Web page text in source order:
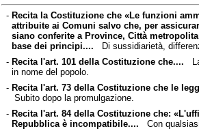
- Recita la Costituzione che «Le funzioni
attribuite ai Comuni salvo che, per
siano conferite a Province, Città
base dei principi.... Di sussidiarietà,
- Recita l'art. 101 della Costituzione che....
in nome del popolo.
- Recita l'art. 73 della Costituzione che le
Subito dopo la promulgazione.
- Recita l'art. 84 della Costituzione che:
Repubblica è incompatibile.... Con